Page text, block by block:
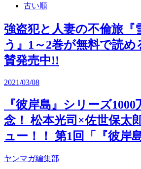
古い順
強盗犯と人妻の不倫旅『
う』1～2巻が無料で読め
賛発売中!!
2021/03/08
『彼岸島』シリーズ
念！ 松本光司×佐世保太
ュー！！ 第1回「『彼岸
ヤンマガ編集部